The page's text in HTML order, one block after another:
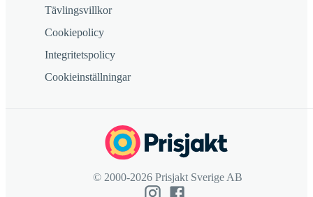
Tävlingsvillkor
Cookiepolicy
Integritetspolicy
Cookieinställningar
© 2000-2026 Prisjakt Sverige AB